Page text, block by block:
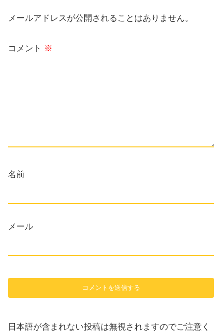
メールアドレスが公開されることはありません。
コメント ※
名前
メール
日本語が含まれない投稿は無視されますのでご注意く